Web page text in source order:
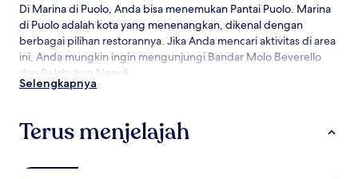
Di Marina di Puolo, Anda bisa menemukan Pantai Puolo. Marina
di Puolo adalah kota yang menenangkan, dikenal dengan
berbagai pilihan restorannya. Jika Anda mencari aktivitas di area
ini, Anda mungkin ingin mengunjungi Bandar Molo Beverello
dan Pelabuhan Napoli.
Yang Wajib Dikunjungi di Pantai Puolo
Selengkapnya
Terus menjelajah